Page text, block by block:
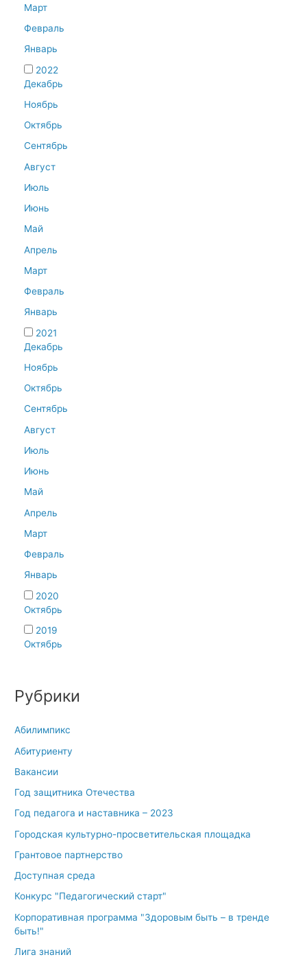
Март
Февраль
Январь
2022
Декабрь
Ноябрь
Октябрь
Сентябрь
Август
Июль
Июнь
Май
Апрель
Март
Февраль
Январь
2021
Декабрь
Ноябрь
Октябрь
Сентябрь
Август
Июль
Июнь
Май
Апрель
Март
Февраль
Январь
2020
Октябрь
2019
Октябрь
Рубрики
Абилимпикс
Абитуриенту
Вакансии
Год защитника Отечества
Год педагога и наставника – 2023
Городская культурно-просветительская площадка
Грантовое партнерство
Доступная среда
Конкурс "Педагогический старт"
Корпоративная программа "Здоровым быть – в тренде
быть!"
Лига знаний